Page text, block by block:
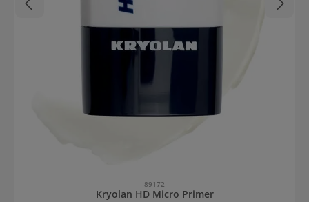
89172
Kryolan HD Micro Primer